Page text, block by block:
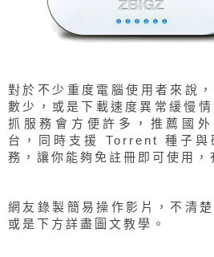
對於不少重度電腦使用者來說
數少，或是下載速度異常緩慢
抓服務會方便許多，推薦國
台，同時支援 Torrent 種子與
務，讓你能夠免註冊即可使用，
網友錄製簡易操作影片，不清
或是下方詳盡圖文教學。